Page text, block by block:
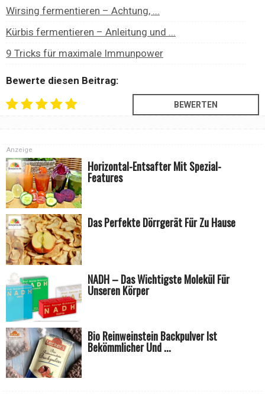
Wirsing fermentieren – Achtung, ...
Kürbis fermentieren – Anleitung und ...
9 Tricks für maximale Immunpower
Bewerte diesen Beitrag:
Horizontal-Entsafter Mit Spezial-
Features
Das Perfekte Dörrgerät Für Zu Hause
Anzeige
NADH – Das Wichtigste Molekül Für
Unseren Körper
Bio Reinweinstein Backpulver Ist
Bekömmlicher Und ...